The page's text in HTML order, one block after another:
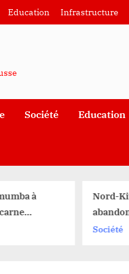
Education Infrastructure
Société Education
Kivu : un bébé a été
par sa mère à Beni